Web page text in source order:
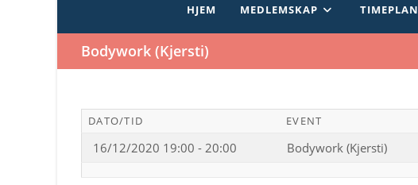
HJEM MEDLEMSKAP TIMEPLAN
Bodywork (Kjersti)
DATO/TID EVENT
16/12/2020 19:00 - 20:00 Bodywork (Kjersti)